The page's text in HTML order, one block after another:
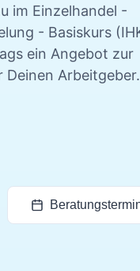
im Einzelhandel -
- Basiskurs
ein Angebot zur
Arbeitgeber.